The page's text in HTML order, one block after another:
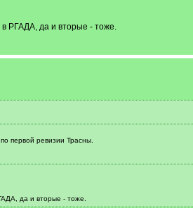
РГАДА, да и вторые - тоже.
первой ревизии Трасны.
да и вторые - тоже.